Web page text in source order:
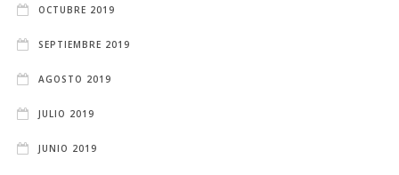
OCTUBRE 2019
SEPTIEMBRE 2019
AGOSTO 2019
JULIO 2019
JUNIO 2019